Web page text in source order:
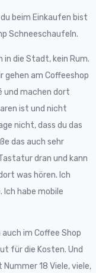
beim Einkaufen bist
Schneeschaufeln.
in die Stadt, kein Rum.
gehen am Coffeeshop
und machen dort
ist und nicht
nicht, dass du das
das auch sehr
dran und kann
was hören. Ich
Ich habe mobile
im Coffee Shop
für die Kosten. Und
18 Viele, viele,